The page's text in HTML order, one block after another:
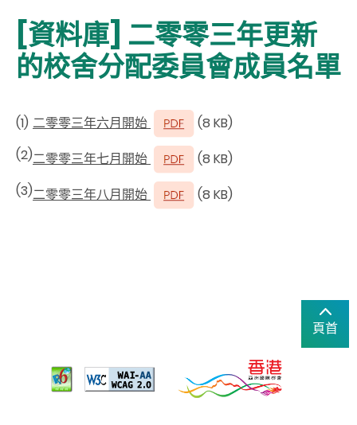
[資料庫] 二零零三年更新
的校舍分配委員會成員名單
(1) 二零零三年六月開始
(8 KB)
(2)二零零三年七月開始
(8 KB)
(3)二零零三年八月開始 (8 KB)
頁首